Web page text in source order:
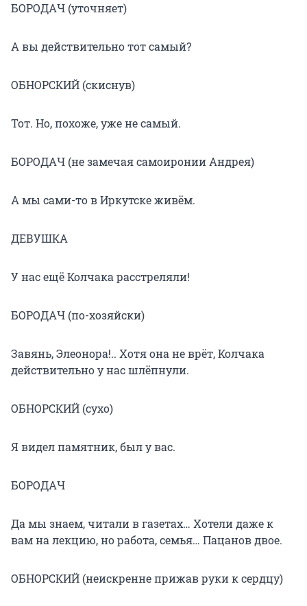
БОРОДАЧ (уточняет)
А вы действительно тот самый?
ОБНОРСКИЙ (скиснув)
Тот. Но, похоже, уже не самый.
БОРОДАЧ (не замечая самоиронии Андрея)
А мы сами-то в Иркутске живём.
ДЕВУШКА
У нас ещё Колчака расстреляли!
БОРОДАЧ (по-хозяйски)
Завянь, Элеонора!.. Хотя она не врёт, Колчака
действительно у нас шлёпнули.
ОБНОРСКИЙ (сухо)
Я видел памятник, был у вас.
БОРОДАЧ
Да мы знаем, читали в газетах… Хотели даже к
вам на лекцию, но работа, семья… Пацанов двое.
ОБНОРСКИЙ (неискренне прижав руки к сердцу)